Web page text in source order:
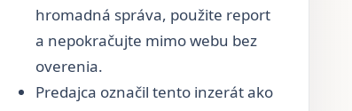
hromadná správa, použite report
a nepokračujte mimo webu bez
overenia.
Predajca označil tento inzerát ako